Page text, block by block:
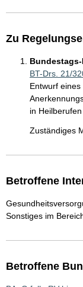
Zu
BT-Drs. 21/
Entwurf
in Heilberufen
Zuständiges
Betroffene
Sonstiges im
Betroffene